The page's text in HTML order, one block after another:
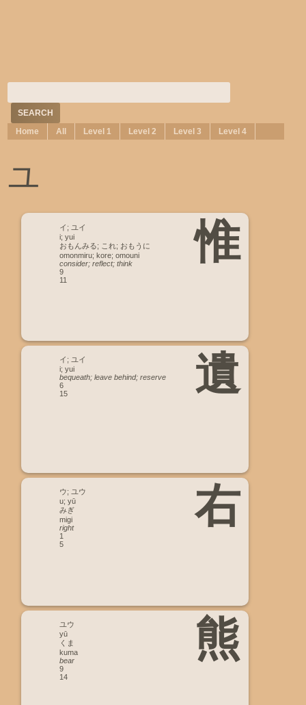
Home All Level 1 Level 2 Level 3 Level 4
ユ
惟
イ; ユイ
i; yui
おもんみる; これ; おもうに
omonmiru; kore; omouni
consider; reflect; think
9
11
遺
イ; ユイ
i; yui
bequeath; leave behind; reserve
6
15
右
ウ; ユウ
u; yū
みぎ
migi
right
1
5
熊
ユウ
yū
くま
kuma
bear
9
14